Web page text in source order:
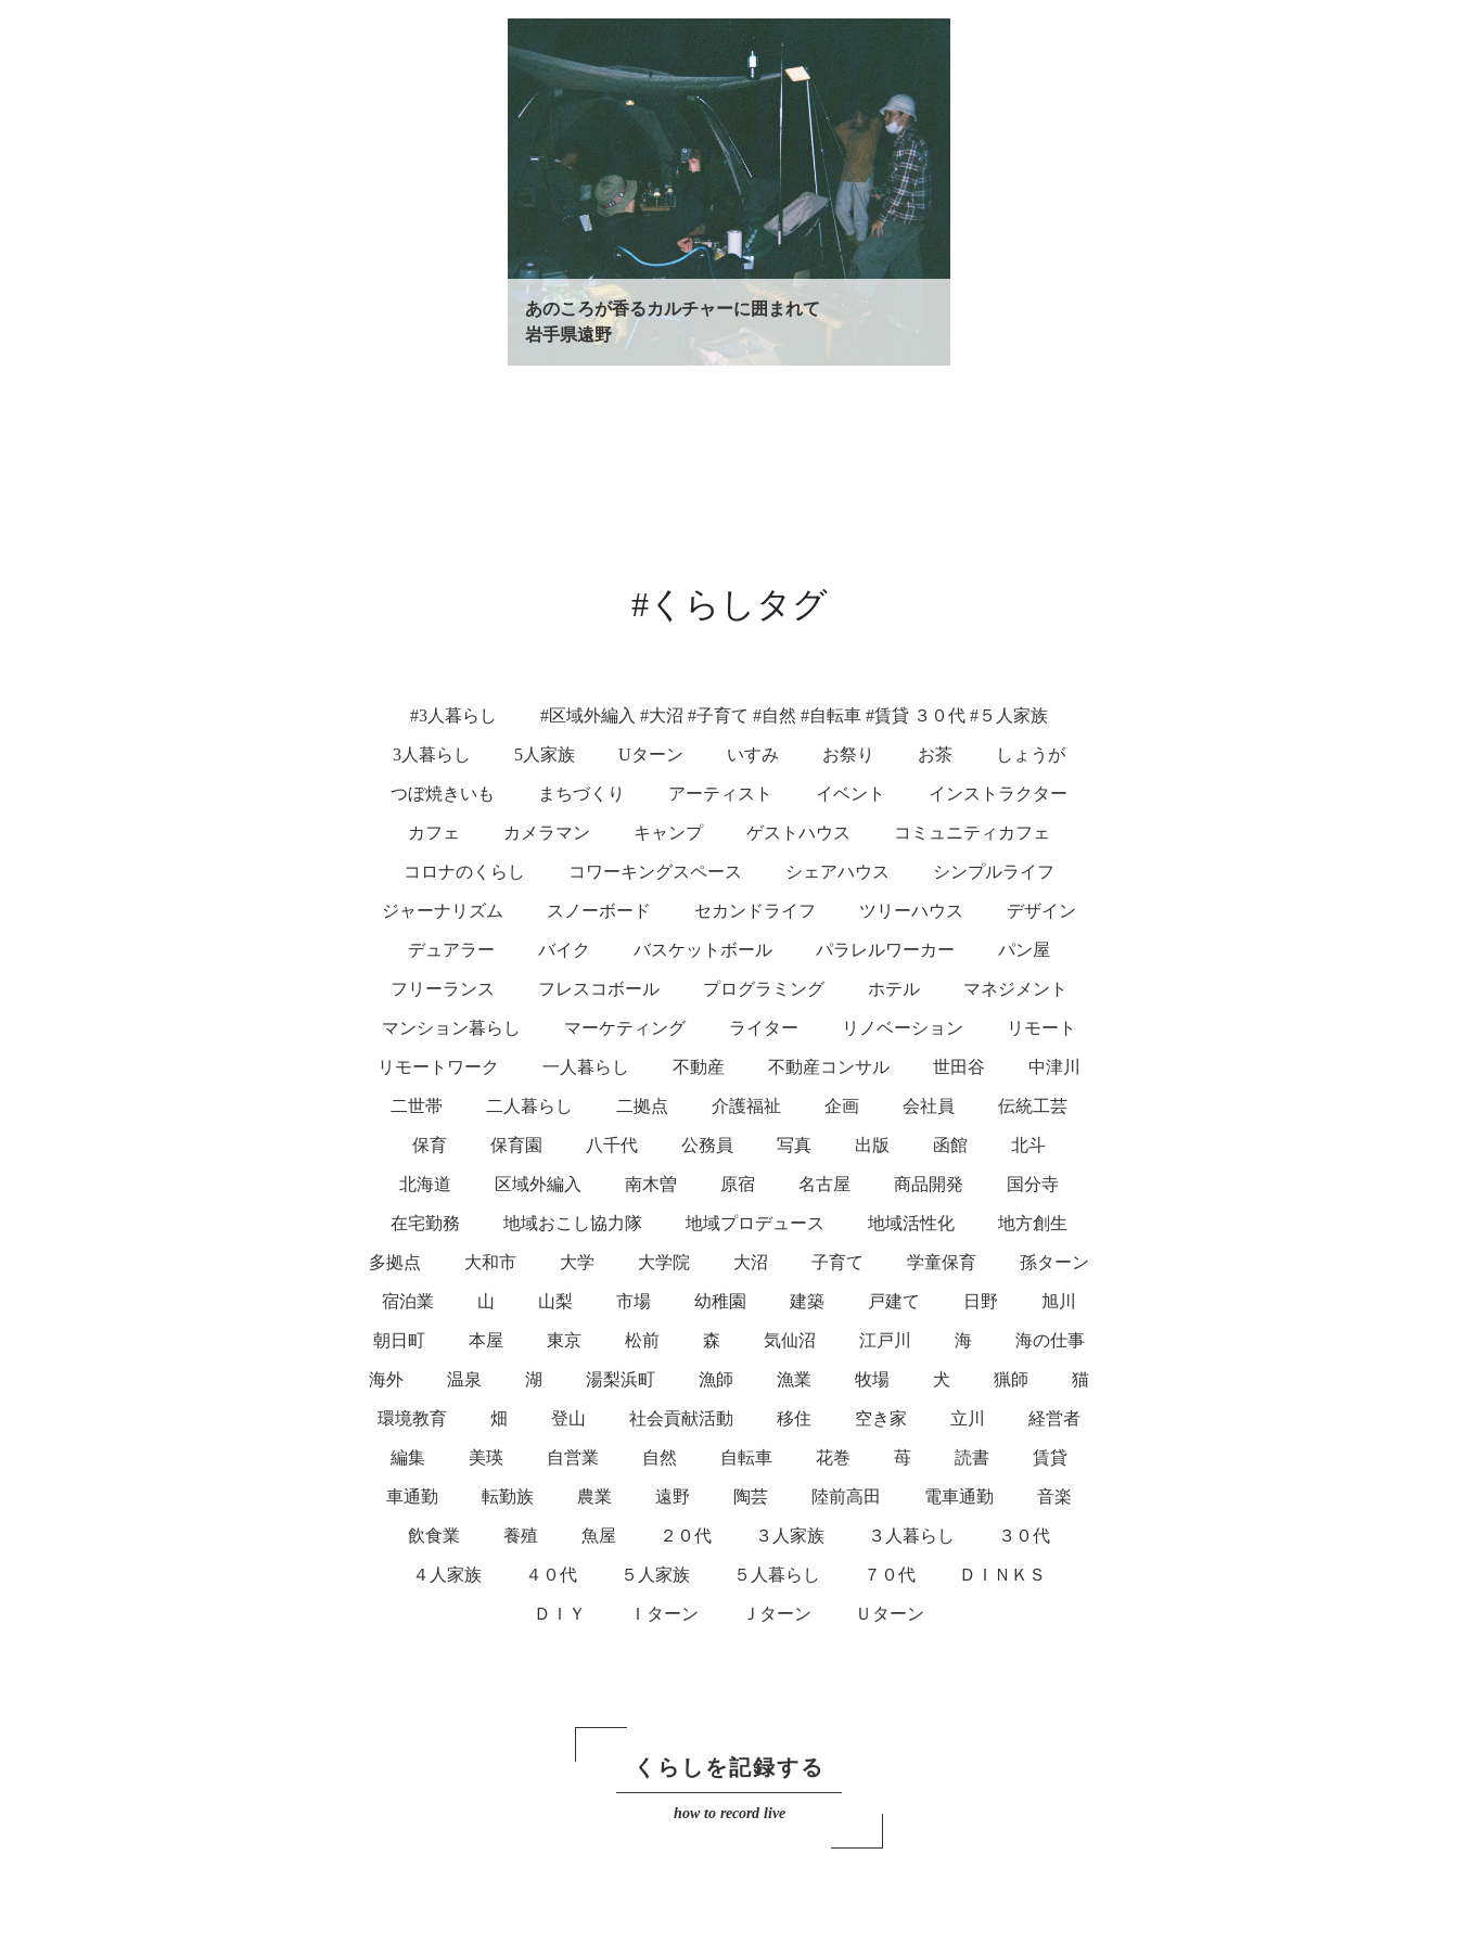
あのころが香るカルチャーに囲まれて
岩手県遠野
#くらしタグ
#3人暮らし #区域外編入 #大沼 #子育て #自然 #自転車 #賃貸 ３０代 #５人家族
3人暮らし 5人家族 Uターン いすみ お祭り お茶 しょうが
つぼ焼きいも まちづくり アーティスト イベント インストラクター
カフェ カメラマン キャンプ ゲストハウス コミュニティカフェ
コロナのくらし コワーキングスペース シェアハウス シンプルライフ
ジャーナリズム スノーボード セカンドライフ ツリーハウス デザイン
デュアラー バイク バスケットボール パラレルワーカー パン屋
フリーランス フレスコボール プログラミング ホテル マネジメント
マンション暮らし マーケティング ライター リノベーション リモート
リモートワーク 一人暮らし 不動産 不動産コンサル 世田谷 中津川
二世帯 二人暮らし 二拠点 介護福祉 企画 会社員 伝統工芸
保育 保育園 八千代 公務員 写真 出版 函館 北斗
北海道 区域外編入 南木曽 原宿 名古屋 商品開発 国分寺
在宅勤務 地域おこし協力隊 地域プロデュース 地域活性化 地方創生
多拠点 大和市 大学 大学院 大沼 子育て 学童保育 孫ターン
宿泊業 山 山梨 市場 幼稚園 建築 戸建て 日野 旭川
朝日町 本屋 東京 松前 森 気仙沼 江戸川 海 海の仕事
海外 温泉 湖 湯梨浜町 漁師 漁業 牧場 犬 猟師 猫
環境教育 畑 登山 社会貢献活動 移住 空き家 立川 経営者
編集 美瑛 自営業 自然 自転車 花巻 苺 読書 賃貸
車通勤 転勤族 農業 遠野 陶芸 陸前高田 電車通勤 音楽
飲食業 養殖 魚屋 ２０代 ３人家族 ３人暮らし ３０代
４人家族 ４０代 ５人家族 ５人暮らし ７０代 ＤＩＮＫＳ
ＤＩＹ Ｉターン Ｊターン Ｕターン
くらしを記録する
how to record live